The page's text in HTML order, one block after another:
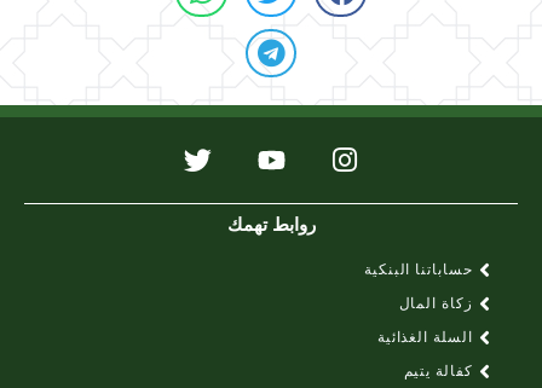
روابط تهمك
حساباتنا البنكية
زكاة المال
السلة الغذائية
كفالة يتيم